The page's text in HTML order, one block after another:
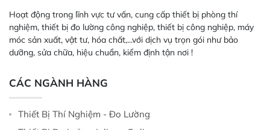
Hoạt động trong lĩnh vực tư vấn, cung cấp thiết bị phòng thí
nghiệm, thiết bị đo lường công nghiệp, thiết bị công nghiệp, máy
móc sản xuất, vật tư, hóa chất,...với dịch vụ trọn gói như bảo
dưỡng, sửa chữa, hiệu chuẩn, kiểm định tận nơi !
CÁC NGÀNH HÀNG
Thiết Bị Thí Nghiệm - Đo Lường